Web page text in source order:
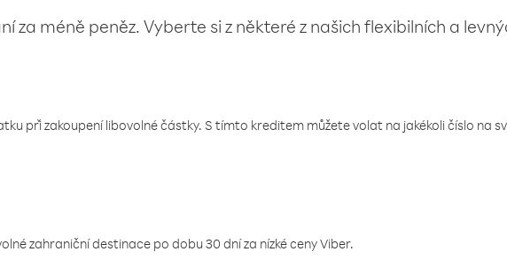
za méně peněz. Vyberte si z některé z našich flexibilních a
při zakoupení libovolné částky. S tímto kreditem můžete volat na jakékoli číslo na
zahraniční destinace po dobu 30 dní za nízké ceny Viber.